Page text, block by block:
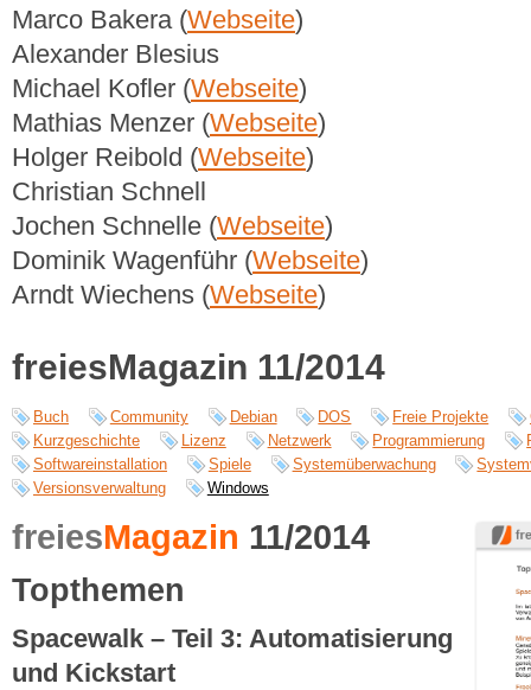
Marco Bakera (Webseite)
Alexander Blesius
Michael Kofler (Webseite)
Mathias Menzer (Webseite)
Holger Reibold (Webseite)
Christian Schnell
Jochen Schnelle (Webseite)
Dominik Wagenführ (Webseite)
Arndt Wiechens (Webseite)
freiesMagazin 11/2014
Buch Community Debian DOS Freie Projekte
Kurzgeschichte
Lizenz Netzwerk Programmierung
Softwareinstallation
Spiele Systemüberwachung
Versionsverwaltung
Windows
freiesMagazin 11/2014
Topthemen
Spacewalk – Teil 3: Automatisierung
und Kickstart